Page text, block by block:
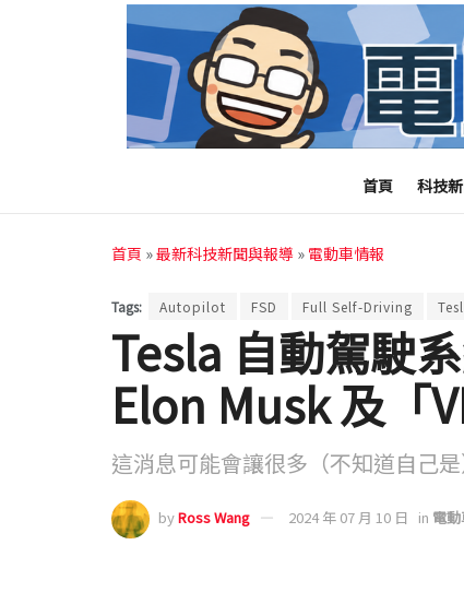
首頁 科技
首頁 »最新科技新聞與報導 » 電動車情報
Tags: Autopilot FSD Full Self-Driving
Tesla 自動駕駛
Elon Musk 及「
這消息可能會讓很多（不知道自己
byRoss Wang 2024 年 07 月 10 日 in 電